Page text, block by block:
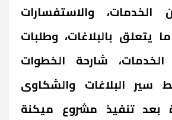
الخدمات، والاستفسارات
يتعلق بالبلاغات، وطلبات
شارحة الخطوات
سير البلاغات والشكاوى
بعد تنفيذ مشروع ميكنة